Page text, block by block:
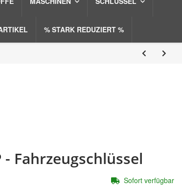
% STARK REDUZIERT %
- Fahrzeugschlüssel
Sofort verfügbar